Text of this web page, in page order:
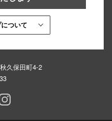
ついて
久保田町4-2